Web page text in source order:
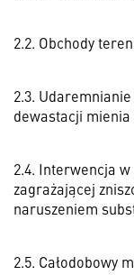
2.2. Obchody
2.3.
dewastacji
2.4. Interwencja
zagrażającej
naruszeniem
2.5. Całodobowy